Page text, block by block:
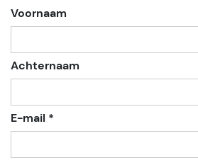
Voornaam
Achternaam
E-mail *